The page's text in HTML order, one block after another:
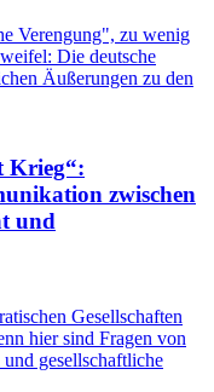
Verengung", zu wenig
Die deutsche
Äußerungen zu den
Krieg“:
zwischen
und
Gesellschaften
hier sind Fragen von
gesellschaftliche